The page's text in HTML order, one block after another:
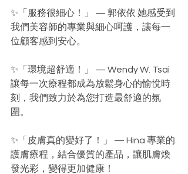
✨「服務很細心！」 — 郭依依 她感受到
我們美容師的專業與細心呵護，讓每一
位顧客感到安心。
✨「環境超舒適！」 — Wendy W. Tsai
讓每一次療程都成為放鬆身心的愉悅時
刻，我們致力於為您打造最舒適的氛
圍。
✨「皮膚真的變好了！」 — Hina 專業的
護膚療程，結合優質的產品，讓肌膚煥
發光彩，變得更加健康！